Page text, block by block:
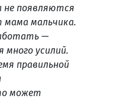
не появляются
мальчика.
—
много усилий.
правильной
может